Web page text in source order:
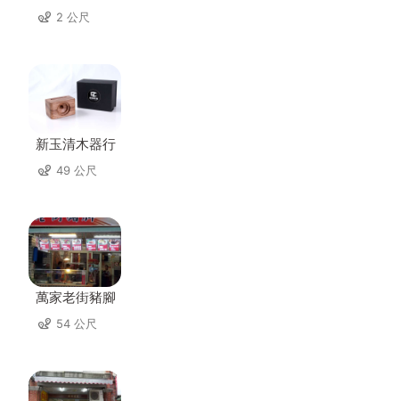
2 公尺
新玉清木器行
49 公尺
萬家老街豬腳
54 公尺